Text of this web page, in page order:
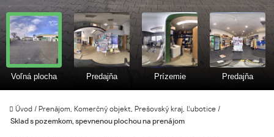
Úvod / Prenájom, Komerčný objekt, Prešovský kraj, Ľubotice /
Sklad s pozemkom, spevnenou plochou na prenájom